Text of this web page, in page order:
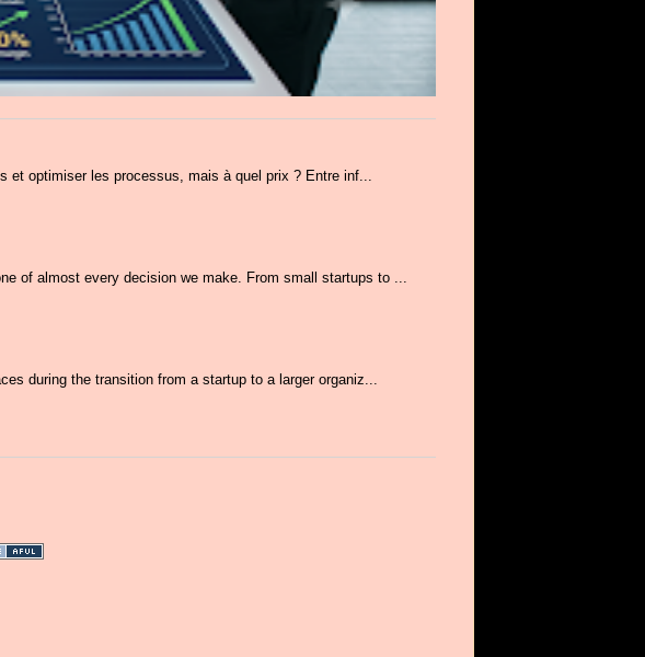
et optimiser les processus, mais à quel prix ? Entre inf...
of almost every decision we make. From small startups to ...
during the transition from a startup to a larger organiz...